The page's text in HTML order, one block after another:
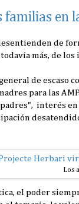
en
de
más, de
de escaso
para las
padres", interés
Los
el poder